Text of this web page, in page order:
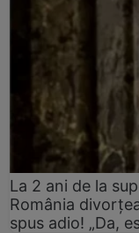
La 2 ani de la
România
spus adio! „Da,